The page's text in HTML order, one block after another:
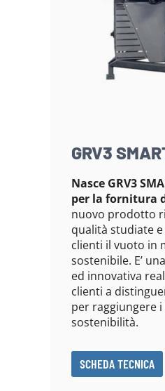
GRV3
Nasce GRV3
per la fornitura
nuovo prodotto
qualità studiate
clienti il vuoto in
sostenibile. E’
ed innovativa
clienti a
per raggiungere
sostenibilità.
SCHEDA TECNICA